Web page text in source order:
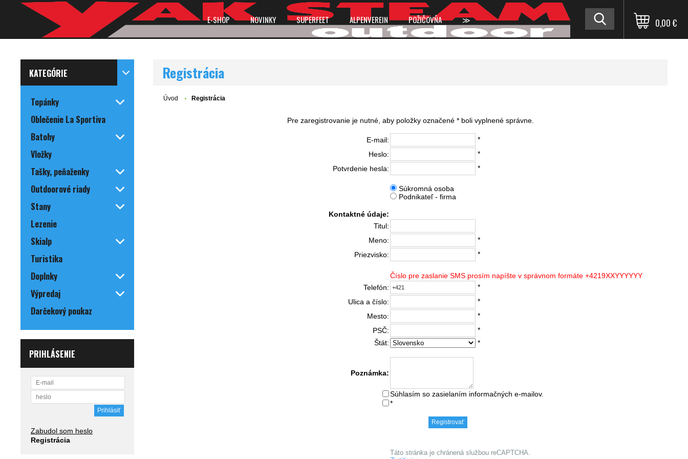
E-SHOP NOVINKY SUPERFEET ALPENVEREIN POŽIČOVŇA ≫ 0,00 €
KATEGÓRIE
Topánky
Oblečenie La Sportiva
Batohy
Vložky
Tašky, peňaženky
Outdoorové riady
Stany
Lezenie
Skialp
Turistika
Doplnky
Výpredaj
Darčekový poukaz
PRIHLÁSENIE
Zabudol som heslo
Registrácia
Registrácia
Úvod Registrácia
Pre zaregistrovanie je nutné, aby položky označené * boli vyplnené správne.
E-mail:
*
Heslo:
*
Potvrdenie hesla:
*
Súkromná osoba
Podnikateľ - firma
Kontaktné údaje:
Titul:
Meno:
*
Priezvisko:
*
Číslo pre zaslanie SMS prosím napíšte v správnom formáte +4219XXYYYYYY
Telefón:
*
Ulica a číslo:
*
Mesto:
*
PSČ:
*
Štát:
*
Poznámka:
Súhlasím so zasielaním informačných e-mailov.
*
Táto stránka je chránená službou reCAPTCHA.